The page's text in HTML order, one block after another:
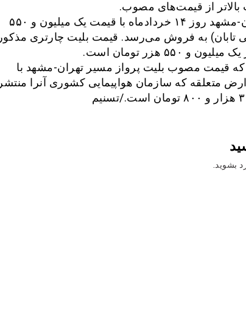
بالاتر از قیمت‌های مصوب.
بلیت چارتری تهران-مشهد روز ۱۴ خردادماه با قیمت یک میلیون و ۵۵۰
تابان) به فروش می‌‌رسد. قیمت بلیت چارتری مذکور
۵۵۰ هزر تومان است.
قیمت مصوب بلیت پرواز مسیر تهران-مشهد با
متعلقه که سازمان هواپیمایی کشوری آنرا منتشر
بشوید